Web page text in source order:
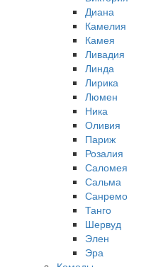
Диана
Камелия
Камея
Ливадия
Линда
Лирика
Люмен
Ника
Оливия
Париж
Розалия
Саломея
Сальма
Санремо
Танго
Шервуд
Элен
Эра